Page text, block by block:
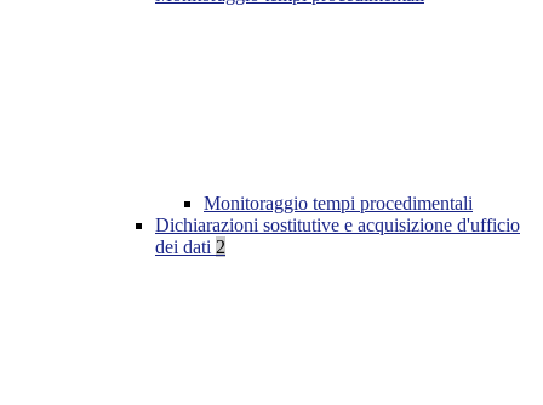
Monitoraggio tempi procedimentali
Dichiarazioni sostitutive e acquisizione d'ufficio
dei dati 2